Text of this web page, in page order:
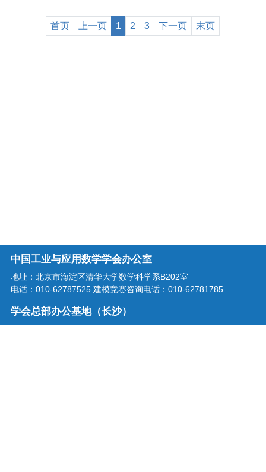
做了题为“机遇与挑战：大模型+AIGC引
领人工智能的下一个10年”的精彩报告。
首页 上一页 1 2 3 下一页 末页
中国工业与应用数学学会办公室
地址：北京市海淀区清华大学数学科学系B202室
电话：010-62787525 建模竞赛咨询电话：010-62781785
学会总部办公基地（长沙）